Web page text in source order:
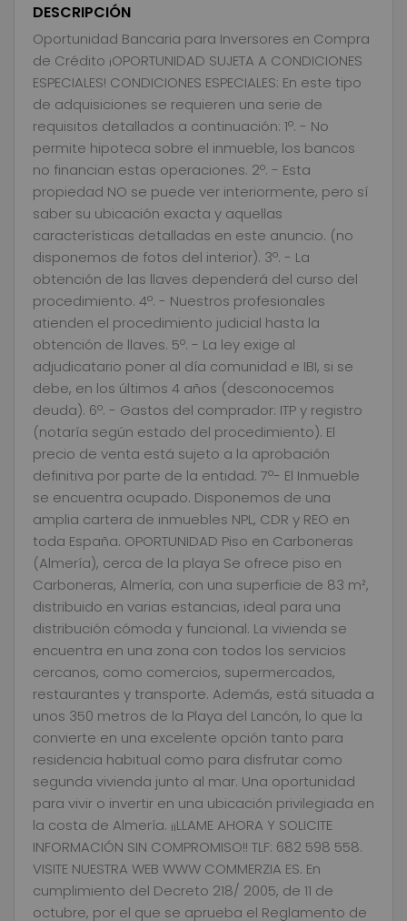
DESCRIPCIÓN
Oportunidad Bancaria para Inversores en Compra
de Crédito ¡OPORTUNIDAD SUJETA A CONDICIONES
ESPECIALES! CONDICIONES ESPECIALES: En este tipo
de adquisiciones se requieren una serie de
requisitos detallados a continuación: 1º. - No
permite hipoteca sobre el inmueble, los bancos
no financian estas operaciones. 2º. - Esta
propiedad NO se puede ver interiormente, pero sí
saber su ubicación exacta y aquellas
características detalladas en este anuncio. (no
disponemos de fotos del interior). 3º. - La
obtención de las llaves dependerá del curso del
procedimiento. 4º. - Nuestros profesionales
atienden el procedimiento judicial hasta la
obtención de llaves. 5º. - La ley exige al
adjudicatario poner al día comunidad e IBI, si se
debe, en los últimos 4 años (desconocemos
deuda). 6º. - Gastos del comprador: ITP y registro
(notaría según estado del procedimiento). El
precio de venta está sujeto a la aprobación
definitiva por parte de la entidad. 7º- El Inmueble
se encuentra ocupado. Disponemos de una
amplia cartera de inmuebles NPL, CDR y REO en
toda España. OPORTUNIDAD Piso en Carboneras
(Almería), cerca de la playa Se ofrece piso en
Carboneras, Almería, con una superficie de 83 m²,
distribuido en varias estancias, ideal para una
distribución cómoda y funcional. La vivienda se
encuentra en una zona con todos los servicios
cercanos, como comercios, supermercados,
restaurantes y transporte. Además, está situada a
unos 350 metros de la Playa del Lancón, lo que la
convierte en una excelente opción tanto para
residencia habitual como para disfrutar como
segunda vivienda junto al mar. Una oportunidad
para vivir o invertir en una ubicación privilegiada en
la costa de Almería. ¡¡LLAME AHORA Y SOLICITE
INFORMACIÓN SIN COMPROMISO!! TLF: 682 598 558.
VISITE NUESTRA WEB WWW COMMERZIA ES. En
cumplimiento del Decreto 218/ 2005, de 11 de
octubre, por el que se aprueba el Reglamento de